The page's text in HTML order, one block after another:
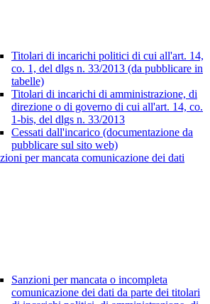
Titolari di incarichi politici di cui all'art. 14,
co. 1, del dlgs n. 33/2013 (da pubblicare in
tabelle)
Titolari di incarichi di amministrazione, di
direzione o di governo di cui all'art. 14, co.
1-bis, del dlgs n. 33/2013
Cessati dall'incarico (documentazione da
pubblicare sul sito web)
per mancata comunicazione dei dati
Sanzioni per mancata o incompleta
comunicazione dei dati da parte dei titolari